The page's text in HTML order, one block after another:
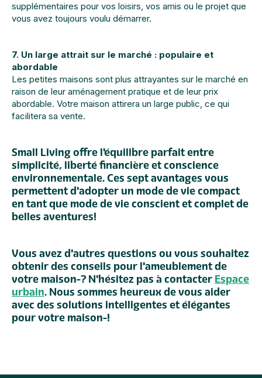
supplémentaires pour vos loisirs, vos amis ou le projet que
vous avez toujours voulu démarrer.
7. Un large attrait sur le marché : populaire et
abordable
Les petites maisons sont plus attrayantes sur le marché en
raison de leur aménagement pratique et de leur prix
abordable. Votre maison attirera un large public, ce qui
facilitera sa vente.
Small Living offre l'équilibre parfait entre
simplicité, liberté financière et conscience
environnementale. Ces sept avantages vous
permettent d'adopter un mode de vie compact
en tant que mode de vie conscient et completde
belles aventures!
Vous avez d'autres questions ou vous souhaitez
obtenir des conseils pour l'ameublement de
votre maison ? N'hésitez pas à contacter Espace
urbain. Nous sommes heureux de vous aider
avec des solutions intelligentes et élégantes
pour votre maison !